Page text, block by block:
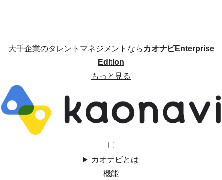
大手企業のタレントマネジメントならカオナビEnterprise
Edition
もっと見る
カオナビとは
機能